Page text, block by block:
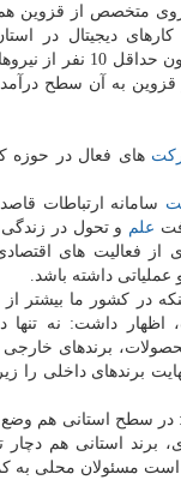
متخصص از قزوین هم
دیجیتال در
داشت: از سال 88 تا
قزوین به آن سطح
های فعال در حوزه
سامانه ارتباطات
علم و تحول در
فعالیت های
داشته باشد.
در كشور ما بیشتر از
اظهار داشت: نه
برندهای
برندهای داخلی را
در سطح استانی هم
برند استانی هم
است مسئولان محلی به